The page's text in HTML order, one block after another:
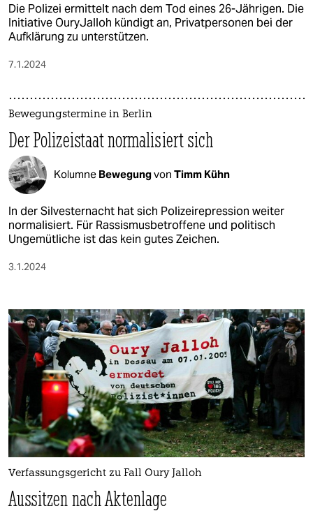
Die Polizei ermittelt nach dem Tod eines 26-Jährigen. Die
Initiative OuryJalloh kündigt an, Privatpersonen bei der
Aufklärung zu unterstützen.
7.1.2024
Bewegungstermine in Berlin
Der Polizeistaat normalisiert sich
Kolumne Bewegungvon Timm Kühn
In der Silvesternacht hat sich Polizeirepression weiter
normalisiert. Für Rassismusbetroffene und politisch
Ungemütliche ist das kein gutes Zeichen.
3.1.2024
Verfassungsgericht zu Fall Oury Jalloh
Aussitzen nach Aktenlage